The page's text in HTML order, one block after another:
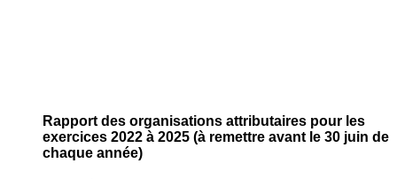
Rapport des organisations attributaires pour les
exercices 2022 à 2025 (à remettre avant le 30 juin de
chaque année)